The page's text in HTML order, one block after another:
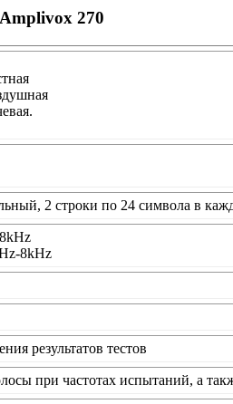
270
2 строки по 24 символа в
8kHz
результатов тестов
при частотах испытаний, а